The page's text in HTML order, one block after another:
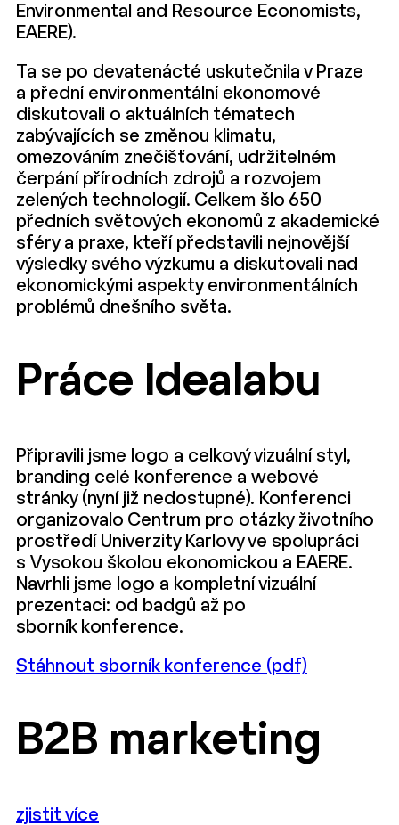
Environmental and Resource Economists,
EAERE).
Ta se po devatenácté uskutečnila v Praze
a přední environmentální ekonomové
diskutovali o aktuálních tématech
zabývajících se změnou klimatu,
omezováním znečišťování, udržitelném
čerpání přírodních zdrojů a rozvojem
zelených technologií. Celkem šlo 650
předních světových ekonomů z akademické
sféry a praxe, kteří představili nejnovější
výsledky svého výzkumu a diskutovali nad
ekonomickými aspekty environmentálních
problémů dnešního světa.
Práce Idealabu
Připravili jsme logo a celkový vizuální styl,
branding celé konference a webové
stránky (nyní již nedostupné). Konferenci
organizovalo Centrum pro otázky životního
prostředí Univerzity Karlovy ve spolupráci
s Vysokou školou ekonomickou a EAERE.
Navrhli jsme logo a kompletní vizuální
prezentaci: od badgů až po
sborník konference.
Stáhnout sborník konference (pdf)
B2B marketing
zjistit více